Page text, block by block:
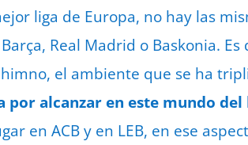
liga de Europa, no hay las
Real Madrid o Baskonia.
el ambiente que se ha
por alcanzar en este mundo
en ACB y en LEB, en ese